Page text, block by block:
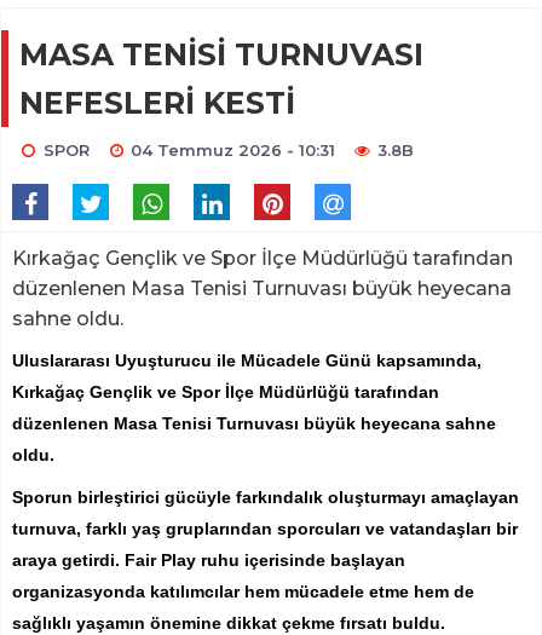
MASA TENİSİ TURNUVASI
NEFESLERİ KESTİ
SPOR 04 Temmuz 2026 - 10:31 3.8B
Kırkağaç Gençlik ve Spor İlçe Müdürlüğü tarafından
düzenlenen Masa Tenisi Turnuvası büyük heyecana
sahne oldu.
Uluslararası Uyuşturucu ile Mücadele Günü kapsamında,
Kırkağaç Gençlik ve Spor İlçe Müdürlüğü tarafından
düzenlenen Masa Tenisi Turnuvası büyük heyecana sahne
oldu.
Sporun birleştirici gücüyle farkındalık oluşturmayı amaçlayan
turnuva, farklı yaş gruplarından sporcuları ve vatandaşları bir
araya getirdi. Fair Play ruhu içerisinde başlayan
organizasyonda katılımcılar hem mücadele etme hem de
sağlıklı yaşamın önemine dikkat çekme fırsatı buldu.